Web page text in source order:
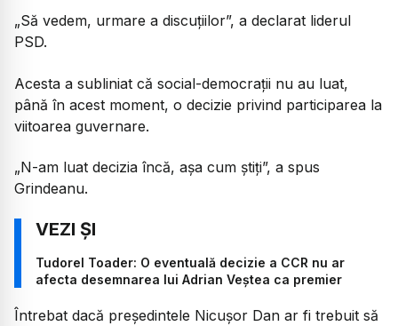
„Să vedem, urmare a discuțiilor”, a declarat liderul
PSD.
Acesta a subliniat că social-democrații nu au luat,
până în acest moment, o decizie privind participarea la
viitoarea guvernare.
„N-am luat decizia încă, așa cum știți”, a spus
Grindeanu.
Tudorel Toader: O eventuală decizie a CCR nu ar
afecta desemnarea lui Adrian Veștea ca premier
Întrebat dacă președintele Nicușor Dan ar fi trebuit să